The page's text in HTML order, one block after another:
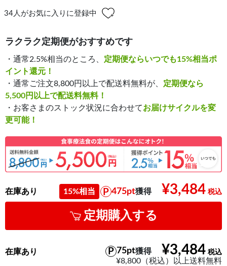
34人がお気に入りに登録中
ラクラク定期便がおすすめです
・通常2.5%相当のところ、 定期便ならいつでも15%相当ポ
イント還元！
・通常ご注文8,800円以上で配送料無料が、 定期便なら
5,500円以上で配送料無料！
・お客さまのストック状況に合わせてお届けサイクルを変
更可能！
¥3,484
15%相当 475pt獲得
在庫あり
定期購入する
¥3,484
75pt獲得
¥8,800（税込）以上送料無料
在庫あり